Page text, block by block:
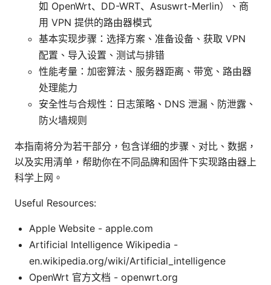
如 OpenWrt、DD-WRT、Asuswrt-Merlin）、商
用 VPN 提供的路由器模式
基本实现步骤：选择方案、准备设备、获取 VPN
配置、导入设置、测试与排错
性能考量：加密算法、服务器距离、带宽、路由器
处理能力
安全性与合规性：日志策略、DNS 泄漏、防泄露、
防火墙规则
本指南将分为若干部分，包含详细的步骤、对比、数据，
以及实用清单，帮助你在不同品牌和固件下实现路由器上
科学上网。
Useful Resources:
Apple Website - apple.com
Artificial Intelligence Wikipedia -
en.wikipedia.org/wiki/Artificial_intelligence
OpenWrt 官方文档 - openwrt.org